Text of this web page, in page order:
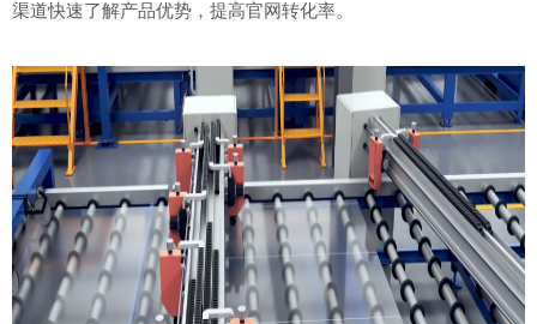
渠道快速了解产品优势，提高官网转化率。